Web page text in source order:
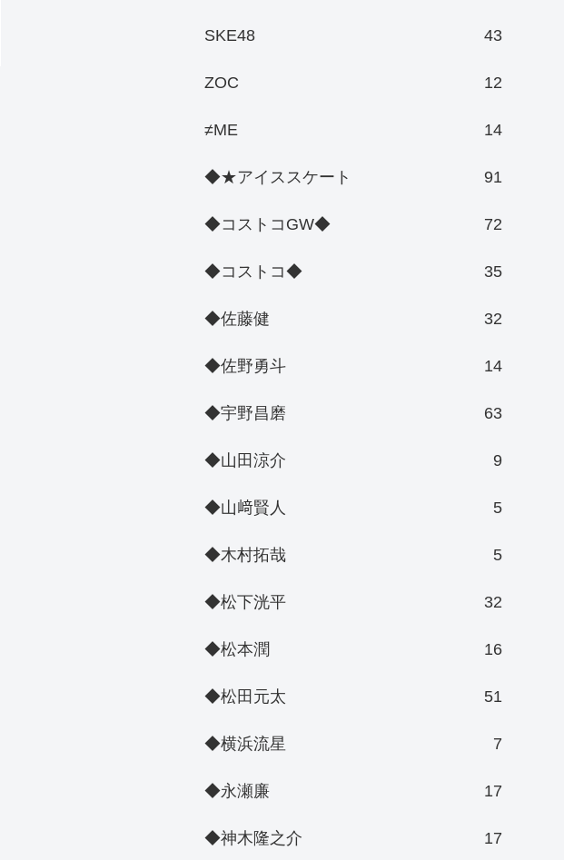
SKE48 43
ZOC 12
≠ME 14
◆★アイススケート 91
◆コストコGW◆ 72
◆コストコ◆ 35
◆佐藤健 32
◆佐野勇斗 14
◆宇野昌磨 63
◆山田涼介 9
◆山﨑賢人 5
◆木村拓哉 5
◆松下洸平 32
◆松本潤 16
◆松田元太 51
◆横浜流星 7
◆永瀬廉 17
◆神木隆之介 17